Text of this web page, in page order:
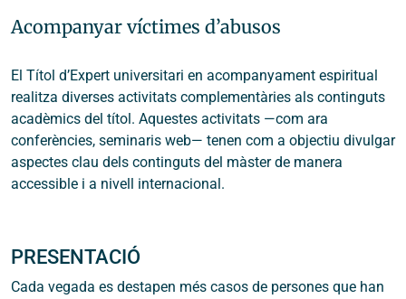
Acompanyar víctimes d’abusos
El Títol d’Expert universitari en acompanyament espiritual
realitza diverses activitats complementàries als continguts
acadèmics del títol. Aquestes activitats ―com ara
conferències, seminaris web― tenen com a objectiu divulgar
aspectes clau dels continguts del màster de manera
accessible i a nivell internacional.
PRESENTACIÓ
Cada vegada es destapen més casos de persones que han